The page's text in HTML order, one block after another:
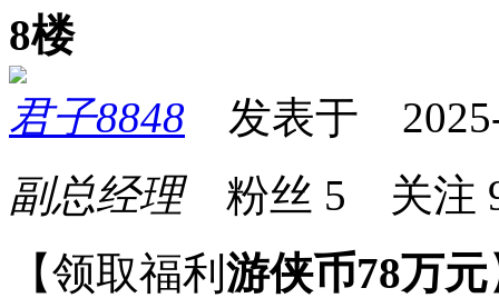
8楼
君子8848 发表于 2025-
副总经理粉丝 5 关注
【领取福利 游侠币78万元